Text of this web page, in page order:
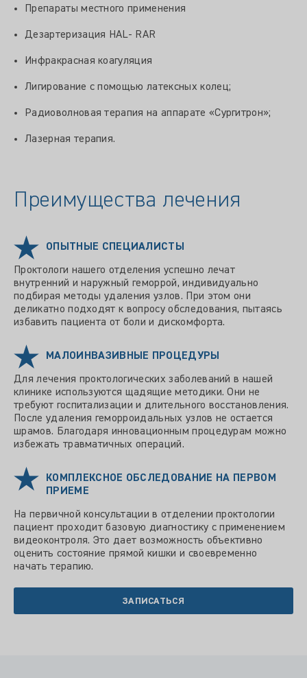
Препараты местного применения
Дезартеризация HAL- RAR
Инфракрасная коагуляция
Лигирование с помощью латексных колец;
Радиоволновая терапия на аппарате «Сургитрон»;
Лазерная терапия.
Преимущества лечения
ОПЫТНЫЕ СПЕЦИАЛИСТЫ
Проктологи нашего отделения успешно лечат
внутренний и наружный геморрой, индивидуально
подбирая методы удаления узлов. При этом они
деликатно подходят к вопросу обследования, пытаясь
избавить пациента от боли и дискомфорта.
МАЛОИНВАЗИВНЫЕ ПРОЦЕДУРЫ
Для лечения проктологических заболеваний в нашей
клинике используются щадящие методики. Они не
требуют госпитализации и длительного восстановления.
После удаления геморроидальных узлов не остается
шрамов. Благодаря инновационным процедурам можно
избежать травматичных операций.
КОМПЛЕКСНОЕ ОБСЛЕДОВАНИЕ НА ПЕРВОМ
ПРИЕМЕ
На первичной консультации в отделении проктологии
пациент проходит базовую диагностику с применением
видеоконтроля. Это дает возможность объективно
оценить состояние прямой кишки и своевременно
начать терапию.
ЗАПИСАТЬСЯ